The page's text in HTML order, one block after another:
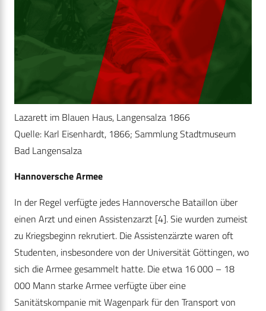
Lazarett im Blauen Haus, Langensalza 1866
Quelle: Karl Eisenhardt, 1866; Sammlung Stadtmuseum
Bad Langensalza
Hannoversche Armee
In der Regel verfügte jedes Hannoversche Bataillon über
einen Arzt und einen Assistenzarzt [4]. Sie wurden zumeist
zu Kriegsbeginn rekrutiert. Die Assistenzärzte waren oft
Studenten, insbesondere von der Universität Göttingen, wo
sich die Armee gesammelt hatte. Die etwa 16 000 – 18
000 Mann starke Armee verfügte über eine
Sanitätskompanie mit Wagenpark für den Transport von